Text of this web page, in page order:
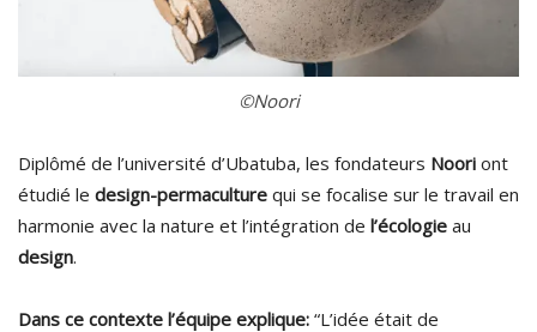
©Noori
Diplômé de l’université d’Ubatuba, les fondateurs Noori ont
étudié le design-permaculture qui se focalise sur le travail en
harmonie avec la nature et l’intégration de l’écologie au
design.
Dans ce contexte l’équipe explique: “L’idée était de